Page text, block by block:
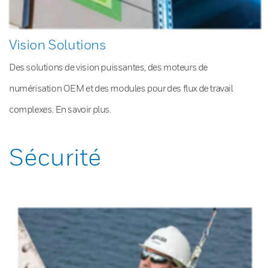
Vision Solutions
Des solutions de vision puissantes, des moteurs de
numérisation OEM et des modules pour des flux de travail
complexes. En savoir plus.
Sécurité